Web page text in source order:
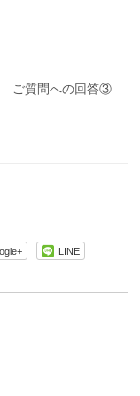
ご質問への回答③
LINE